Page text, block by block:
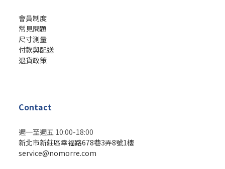
會員制度
常見問題
尺寸測量
付款與配送
退貨政策
Contact
週一至週五 10:00-18:00
新北市新莊區幸福路678巷3弄8號1樓
service@nomorre.com